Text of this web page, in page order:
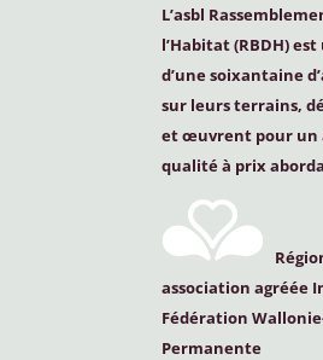
L’asbl
l’Habitat (RBDH)
d’une soixantaine
sur leurs terrains,
et œuvrent pour un
qualité à prix
association agréée
Fédération
Permanente